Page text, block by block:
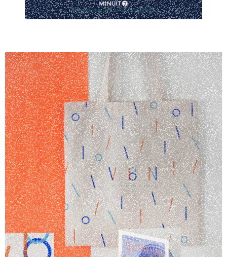
branding de la Villa Bonne Nouvelle